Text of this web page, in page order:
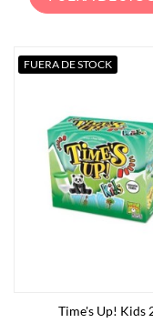
Time's Up! Kids
FUERA DE STOCK